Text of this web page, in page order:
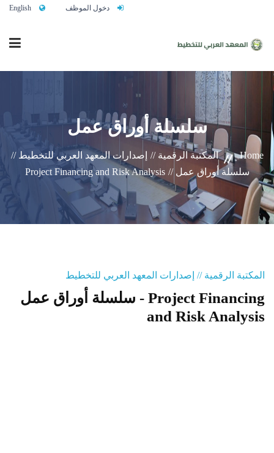
دخول الموظف English
الرئيسية
من نحن
خدماتنا
تواصلوا معنا
المنصة التدريبية
سلسلة أوراق عمل
Home المكتبة الرقمية // إصدارات المعهد العربي للتخطيط //
سلسلة أوراق عمل // Project Financing and Risk Analysis
المكتبة الرقمية // إصدارات المعهد العربي للتخطيط
سلسلة أوراق عمل - Project Financing
and Risk Analysis